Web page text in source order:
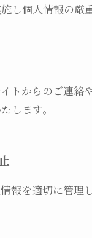
し個人情報の厳
トからのご連絡
します。
報を適切に管理